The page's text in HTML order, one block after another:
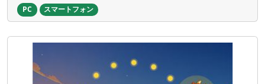
PC スマートフォン